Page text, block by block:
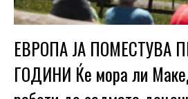
ЕВРОПА ЈА ПОМЕСТУВА
ГОДИНИ Ќе мора ли